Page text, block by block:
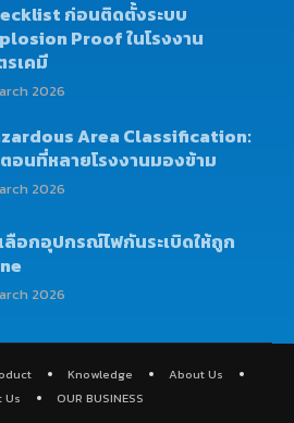
ก่อนติดตั้งระบบ
Proof ในโรงงาน
รเคมี
2026
Area Classification:
อนที่หลายโรงงานมองข้าม
2026
ลือกอุปกรณ์ไฟกันระเบิดให้ถูก
2026
Knowledge
About Us
Us
OUR BUSINESS